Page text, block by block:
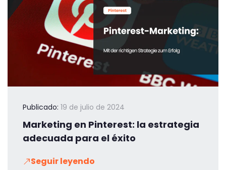
Publicado: 19 de julio de 2024
Marketing en Pinterest: la estrategia
adecuada para el éxito
Seguir leyendo